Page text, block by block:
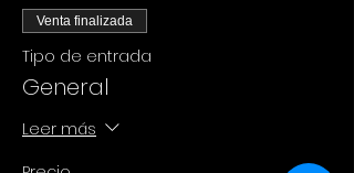
Venta finalizada
Tipo de entrada
General
Leer más